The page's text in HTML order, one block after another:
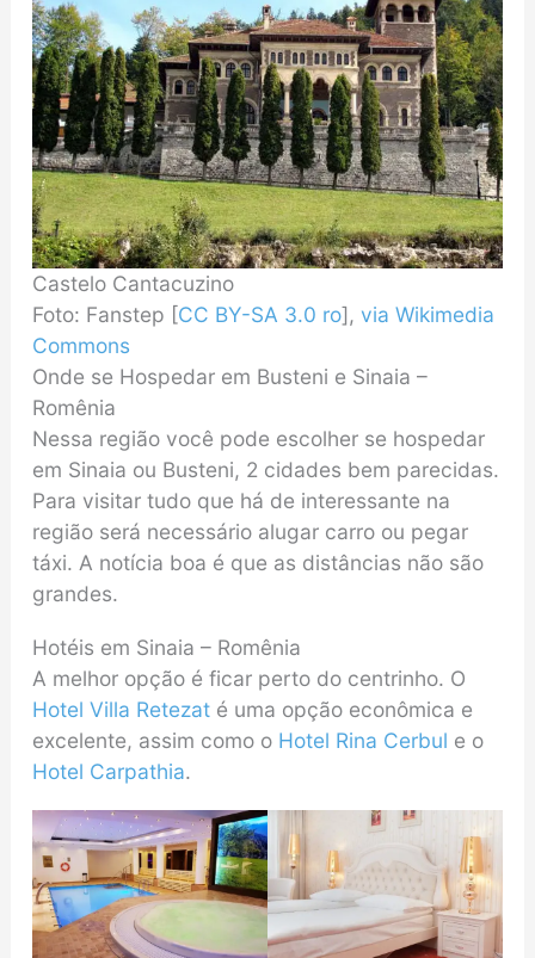
Castelo Cantacuzino
Foto: Fanstep [CC BY-SA 3.0 ro], via Wikimedia
Commons
Onde se Hospedar em Busteni e Sinaia –
Romênia
Nessa região você pode escolher se hospedar
em Sinaia ou Busteni, 2 cidades bem parecidas.
Para visitar tudo que há de interessante na
região será necessário alugar carro ou pegar
táxi. A notícia boa é que as distâncias não são
grandes.
Hotéis em Sinaia – Romênia
A melhor opção é ficar perto do centrinho. O
Hotel Villa Retezaté uma opção econômica e
excelente, assim como o Hotel Rina Cerbul e o
Hotel Carpathia.